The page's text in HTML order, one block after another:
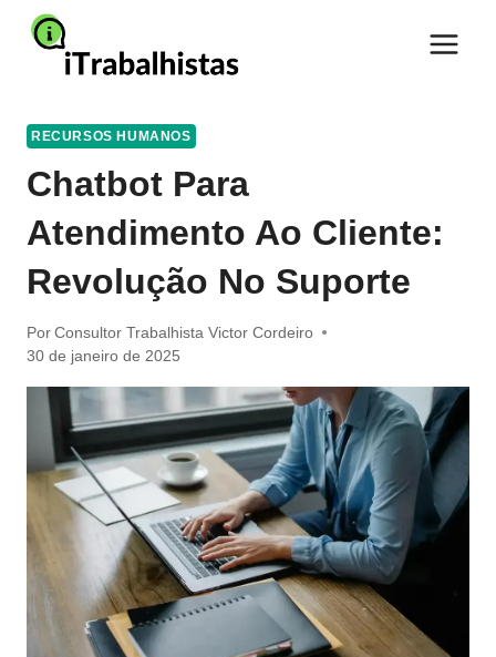
Pular
para
RECURSOS HUMANOS
Chatbot Para
Atendimento Ao Cliente:
Revolução No Suporte
Por Consultor Trabalhista Victor Cordeiro
30 de janeiro de 2025